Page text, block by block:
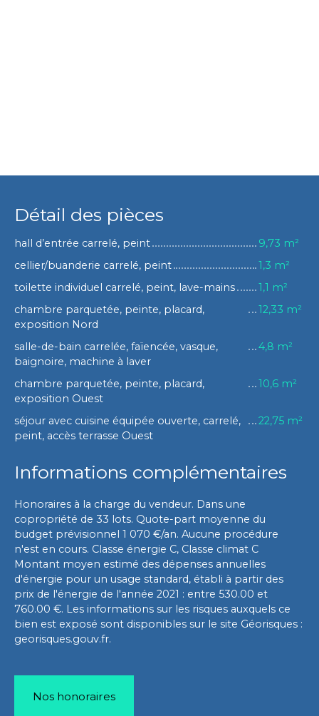
Détail des pièces
hall d’entrée carrelé, peint
9,73 m²
cellier/buanderie carrelé, peint
1,3 m²
toilette individuel carrelé, peint, lave-mains
1,1 m²
chambre parquetée, peinte, placard,
exposition Nord
12,33 m²
salle-de-bain carrelée, faïencée, vasque,
baignoire, machine à laver
4,8 m²
chambre parquetée, peinte, placard,
exposition Ouest
10,6 m²
séjour avec cuisine équipée ouverte, carrelé,
peint, accès terrasse Ouest
22,75 m²
Informations complémentaires
Honoraires à la charge du vendeur. Dans une
copropriété de 33 lots. Quote-part moyenne du
budget prévisionnel 1 070 €/an. Aucune procédure
n'est en cours. Classe énergie C, Classe climat C
Montant moyen estimé des dépenses annuelles
d'énergie pour un usage standard, établi à partir des
prix de l'énergie de l'année 2021 : entre 530.00 et
760.00 €. Les informations sur les risques auxquels ce
bien est exposé sont disponibles sur le site Géorisques :
georisques.gouv.fr.
Nos honoraires